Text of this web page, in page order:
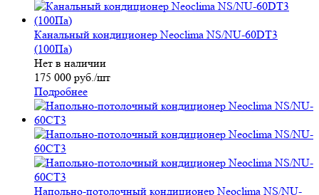
Канальный кондиционер Neoclima NS/NU-60DT3
(100Па)
Нет в наличии
175 000 руб./шт
Подробнее
Напольно-потолочный кондиционер Neoclima NS/NU-